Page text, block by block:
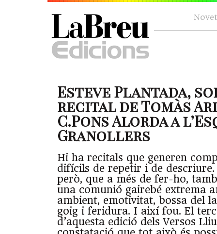
Esteve Plantada,
recital de Tomàs
C.Pons Alorda a
Granollers
Hi ha recitals que generen
difícils de repetir i de descriure.
però, que a més de fer-ho,
una comunió gairebé extrema
ambient, emotivitat, bossa del
goig i feridura. I així fou. El
d’aquesta edició dels Versos